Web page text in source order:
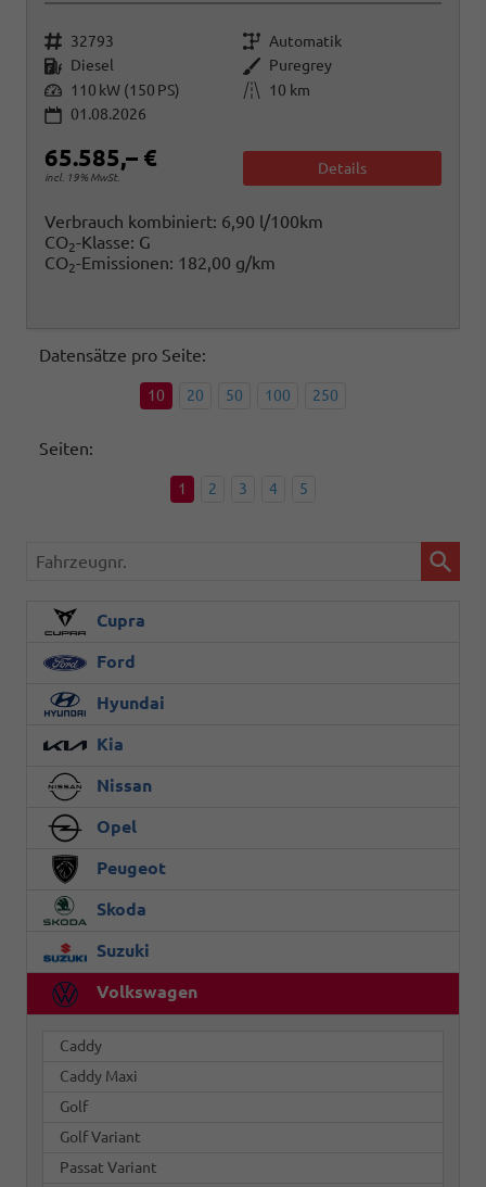
Fahrzeugnr. 32793 Getriebe Automatik
Kraftstoff Diesel Außenfarbe Puregrey
Leistung 110 kW (150 PS) Kilometerstand
10 km
01.08.2026
65.585,– €
incl. 19% MwSt.
Details
Verbrauch kombiniert: 6,90 l/100km
CO2-Klasse: G
CO2-Emissionen: 182,00 g/km
Datensätze pro Seite:
10 20 50 100 250
Seiten:
1 2 3 4 5
Fahrzeugnr.
Cupra
Ford
Hyundai
Kia
Nissan
Opel
Peugeot
Skoda
Suzuki
Volkswagen
Caddy
Caddy Maxi
Golf
Golf Variant
Passat Variant